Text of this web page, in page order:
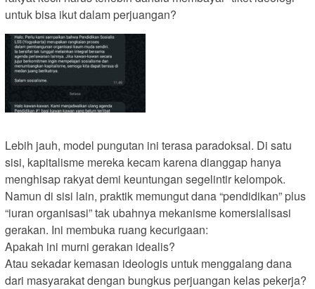
untuk bisa ikut dalam perjuangan?
Lebih jauh, model pungutan ini terasa paradoksal. Di satu
sisi, kapitalisme mereka kecam karena dianggap hanya
menghisap rakyat demi keuntungan segelintir kelompok.
Namun di sisi lain, praktik memungut dana “pendidikan” plus
“iuran organisasi” tak ubahnya mekanisme komersialisasi
gerakan. Ini membuka ruang kecurigaan:
Apakah ini murni gerakan idealis?
Atau sekadar kemasan ideologis untuk menggalang dana
dari masyarakat dengan bungkus perjuangan kelas pekerja?